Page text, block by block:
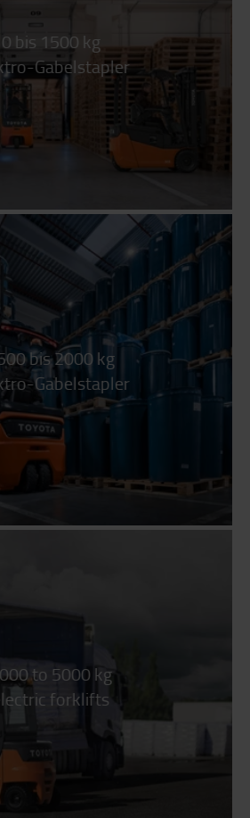
0 bis 1500 kg
Gabelstapler
bis 2000 kg
Gabelstapler
to 5000 kg
forklifts